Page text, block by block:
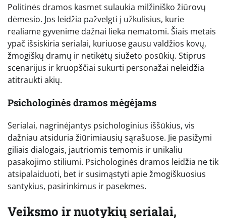
Politinės dramos kasmet sulaukia milžiniško žiūrovų
dėmesio. Jos leidžia pažvelgti į užkulisius, kurie
realiame gyvenime dažnai lieka nematomi. Šiais metais
ypač išsiskiria serialai, kuriuose gausu valdžios kovų,
žmogiškų dramų ir netikėtų siužeto posūkių. Stiprus
scenarijus ir kruopščiai sukurti personažai neleidžia
atitraukti akių.
Psichologinės dramos mėgėjams
Serialai, nagrinėjantys psichologinius iššūkius, vis
dažniau atsiduria žiūrimiausių sąrašuose. Jie pasižymi
giliais dialogais, jautriomis temomis ir unikaliu
pasakojimo stiliumi. Psichologinės dramos leidžia ne tik
atsipalaiduoti, bet ir susimąstyti apie žmogiškuosius
santykius, pasirinkimus ir pasekmes.
Veiksmo ir nuotykių serialai,